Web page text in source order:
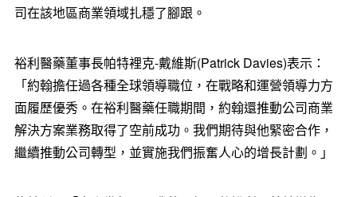
司在該地區商業領域扎穩了腳跟。
裕利醫藥董事長帕特裡克-戴維斯(Patrick Davies)表示：
「約翰擔任過各種全球領導職位，在戰略和運營領導力方
面履歷優秀。在裕利醫藥任職期間，約翰還推動公司商業
解決方案業務取得了空前成功。我們期待與他緊密合作，
繼續推動公司轉型，並實施我們振奮人心的增長計劃。」